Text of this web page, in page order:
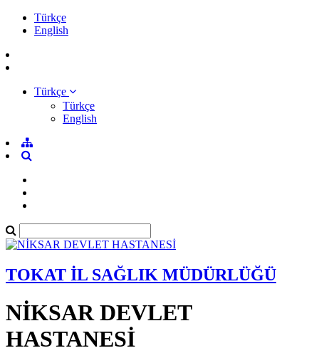
Türkçe
English
Türkçe
Türkçe
English
TOKAT İL SAĞLIK MÜDÜRLÜĞÜ
NİKSAR DEVLET
HASTANESİ